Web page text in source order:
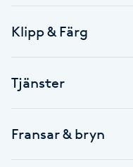
Dermapen
E
Extensions
Klipp & Färg
Tjänster
Fransar & bryn